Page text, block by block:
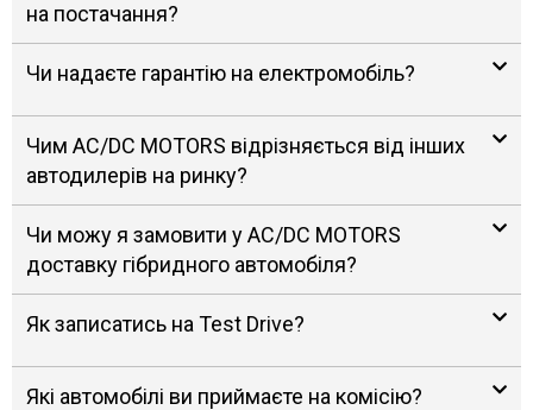
на постачання?
Чи надаєте гарантію на електромобіль?
Чим AC/DC MOTORS відрізняється від інших
автодилерів на ринку?
Чи можу я замовити у AC/DC MOTORS
доставку гібридного автомобіля?
Як записатись на Test Drive?
Які автомобілі ви приймаєте на комісію?